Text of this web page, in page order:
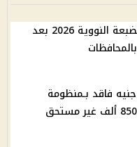
التقديم في مدارس الضبعة النووية 2026 بعد
30 مليار جنيه فاقد بـمنظومة